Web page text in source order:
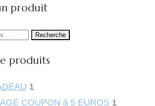
produit
Recherche
produits
1
COUPON à 5 EUROS 1